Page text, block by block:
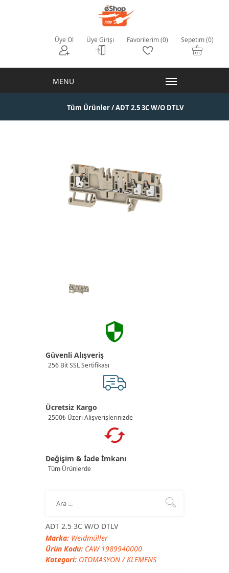
Üye Ol Üye Girişi Favorilerim (0) Sepetim (0)
Tüm Ürünler/ ADT 2.5 3C W/O DTLV
Güvenli Alışveriş
256 Bit SSL Sertifikası
Ücretsiz Kargo
2500₺ Üzeri Alışverişlerinizde
Değişim & İade İmkanı
Tüm Ürünlerde
ADT 2.5 3C W/O DTLV
Marka: Weidmüller
Ürün Kodu: CAW 1989940000
Kategori: OTOMASYON/KLEMENS